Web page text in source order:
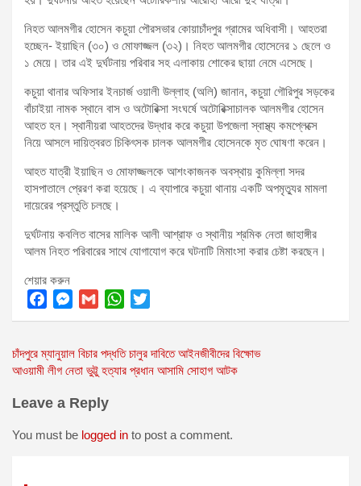
নিহত আলমগীর হোসেন কচুয়া পৌরসভার কোয়াচাঁদপুর গ্রামের অধিবাসী। আহতরা
হচ্ছেন- ইয়াছিন (৩০) ও মোফাজ্জল (৩২)। নিহত আলমগীর হোসেনের ১ ছেলে ও
১ মেয়ে। তার এই দুর্ঘটনায় পরিবার সহ এলাকায় শোকের ছায়া নেমে এসেছে।
কচুয়া থানার অফিসার ইনচার্জ ওয়ালী উল্লাহ (অলি) জানান, কচুয়া গৌরিপুর সড়কের
বাঁচাইয়া নামক স্থানে বাস ও অটোরিক্সা সংঘর্ষে অটোরিক্সাচালক আলমগীর হোসেন
আহত হন। স্থানীয়রা আহতদের উদ্ধার করে কচুয়া উপজেলা স্বাস্থ্য কমপ্লেক্সে
নিয়ে আসলে দায়িত্বরত চিকিৎসক চালক আলমগীর হোসেনকে মৃত ঘোষণা করেন।
আহত যাত্রী ইয়াছিন ও মোফাজ্জলকে আশংকাজনক অবস্থায় কুমিল্লা সদর
হাসপাতালে প্রেরণ করা হয়েছে। এ ব্যাপারে কচুয়া থানায় একটি অপমৃত্যুর মামলা
দায়েরের প্রস্তুতি চলছে।
দুর্ঘটনায় কবলিত বাসের মালিক আলী আশ্রাফ ও স্থানীয় শ্রমিক নেতা জাহাঙ্গীর
আলম নিহত পরিবারের সাথে যোগাযোগ করে ঘটনাটি মিমাংসা করার চেষ্টা করছেন।
শেয়ার করুন
F
c
e
o
M
s
s
g
G
a
i
W
a
t
A
p
T
i
t
r
Post
navigation
চাঁদপুরে ম্যানুয়াল বিচার পদ্ধতি চালুর দাবিতে আইনজীবীদের বিক্ষোভ
আওয়ামী লীগ নেতা ভুট্টু হত্যার প্রধান আসামি সোহাগ আটক
Leave a Reply
You must be logged in to post a comment.